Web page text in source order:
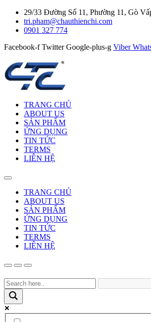
29/33 Đường Số 11, Phường 11, Gò
tri.pham@chauthienchi.com
0901 327 774
Facebook-f Twitter Google-plus-g Viber
TRANG CHỦ
ABOUT US
SẢN PHẨM
ỨNG DỤNG
TIN TỨC
TERMS
LIÊN HỆ
TRANG CHỦ
ABOUT US
SẢN PHẨM
ỨNG DỤNG
TIN TỨC
TERMS
LIÊN HỆ